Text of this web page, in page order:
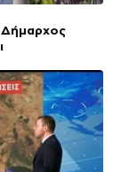
Δήμαρχος